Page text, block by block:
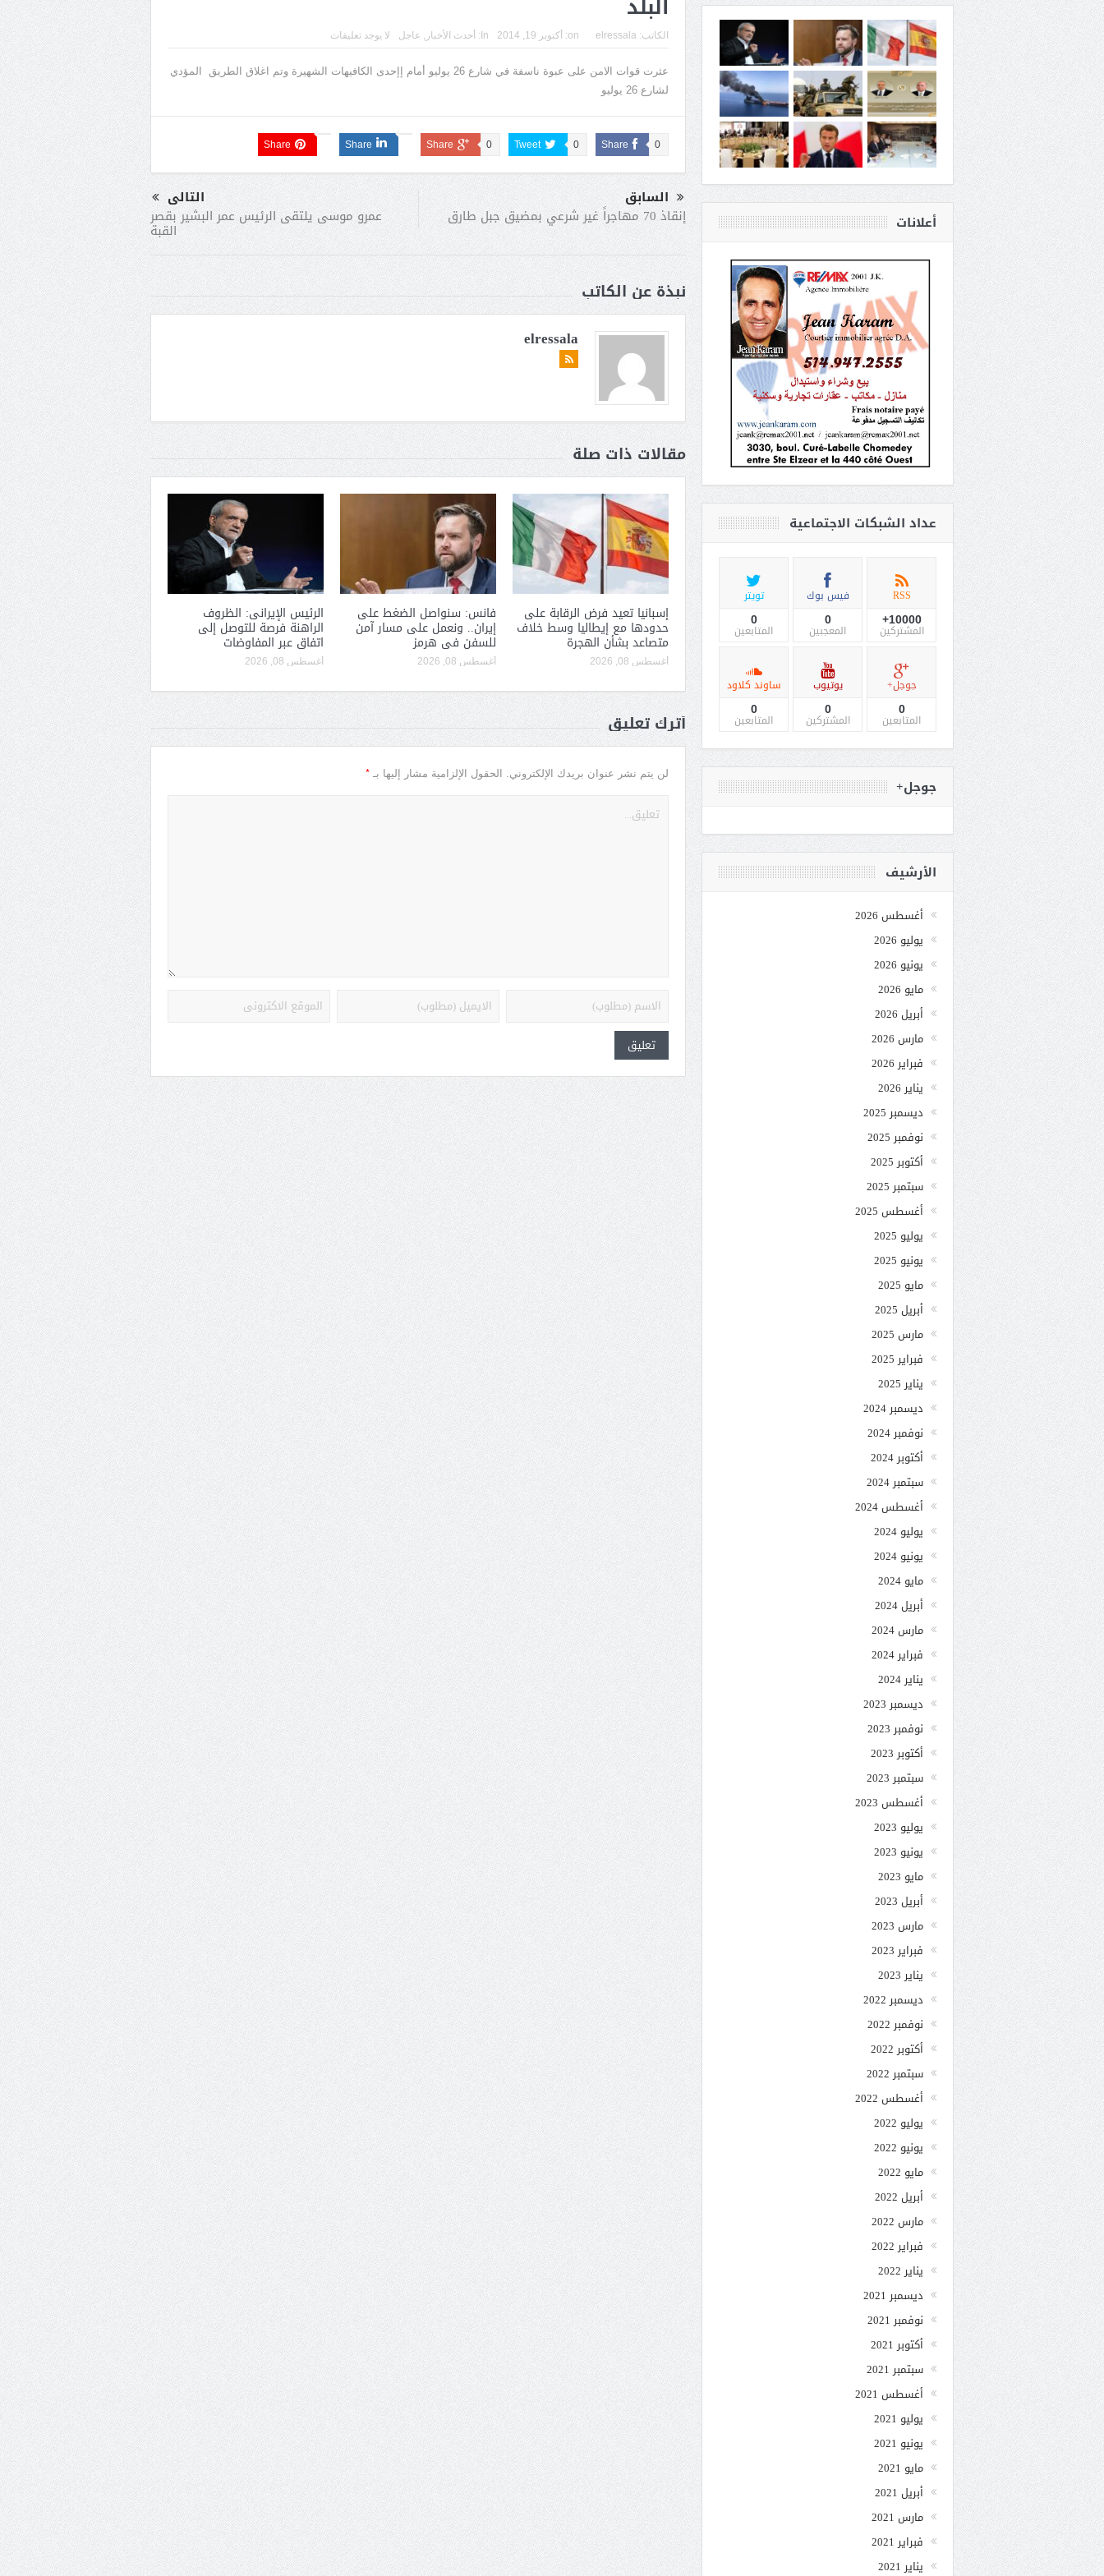
الكاتب: elressala
on: أكتوبر 19, 2014 In: أحدث الأخبار عاجل لا يوجد تعليقات
عثرت قوات الامن على عبوة ناسفة في شارع 26 يوليو أمام إإحدى الكافيهات الشهيرة وتم اغلاق الطريق المؤدي
لشارع 26 يوليو
Share 0
Tweet 0
Share 0
Share
Share
السابق
إنقاذ 70 مهاجراً غير شرعي بمضيق جبل طارق
التالى
عمرو موسى يلتقى الرئيس عمر البشير بقصر
القبة
نبذة عن الكاتب
elressala
مقالات ذات صلة
إسبانيا تعيد فرض الرقابة على
حدودها مع إيطاليا وسط خلاف
متصاعد بشأن الهجرة
أغسطس 08, 2026
فانس: سنواصل الضغط على
إيران.. ونعمل على مسار آمن
للسفن فى هرمز
أغسطس 08, 2026
الرئيس الإيرانى: الظروف
الراهنة فرصة للتوصل إلى
اتفاق عبر المفاوضات
أغسطس 08, 2026
أترك تعليق
لن يتم نشر عنوان بريدك الإلكتروني. الحقول الإلزامية مشار إليها بـ *
أعلانات
عداد الشبكات الاجتماعية
RSS
10000+
المشتركين
فيس بوك
0
المعجبين
تويتر
0
المتابعين
جوجل+
0
المتابعين
يوتيوب
0
المشتركين
ساوند كلاود
0
المتابعين
جوجل+
الأرشيف
أغسطس 2026
يوليو 2026
يونيو 2026
مايو 2026
أبريل 2026
مارس 2026
فبراير 2026
يناير 2026
ديسمبر 2025
نوفمبر 2025
أكتوبر 2025
سبتمبر 2025
أغسطس 2025
يوليو 2025
يونيو 2025
مايو 2025
أبريل 2025
مارس 2025
فبراير 2025
يناير 2025
ديسمبر 2024
نوفمبر 2024
أكتوبر 2024
سبتمبر 2024
أغسطس 2024
يوليو 2024
يونيو 2024
مايو 2024
أبريل 2024
مارس 2024
فبراير 2024
يناير 2024
ديسمبر 2023
نوفمبر 2023
أكتوبر 2023
سبتمبر 2023
أغسطس 2023
يوليو 2023
يونيو 2023
مايو 2023
أبريل 2023
مارس 2023
فبراير 2023
يناير 2023
ديسمبر 2022
نوفمبر 2022
أكتوبر 2022
سبتمبر 2022
أغسطس 2022
يوليو 2022
يونيو 2022
مايو 2022
أبريل 2022
مارس 2022
فبراير 2022
يناير 2022
ديسمبر 2021
نوفمبر 2021
أكتوبر 2021
سبتمبر 2021
أغسطس 2021
يوليو 2021
يونيو 2021
مايو 2021
أبريل 2021
مارس 2021
فبراير 2021
يناير 2021